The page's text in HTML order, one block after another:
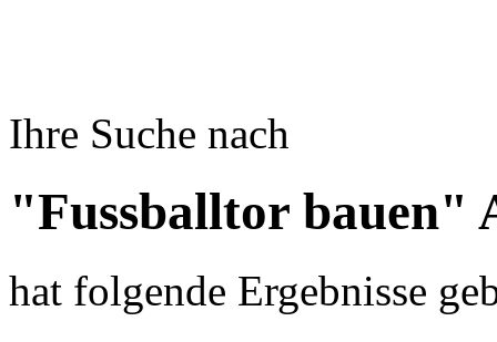
Ihre Suche nach
"Fussballtor bauen"
hat folgende Ergebnisse